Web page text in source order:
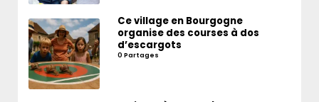
Ce village en Bourgogne
organise des courses à dos
d’escargots
0 Partages